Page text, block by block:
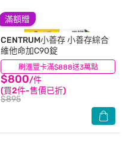
滿額贈
刷滙豐卡滿$888送3萬點
CENTRUM小善存小善存綜合
維他命加C90錠
$800/件
(買2件-售價已折)
$895
(0)